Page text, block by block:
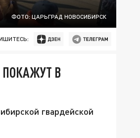
ФОТО: ЦАРЬГРАД НОВОСИБИРСК
В
гвардейской